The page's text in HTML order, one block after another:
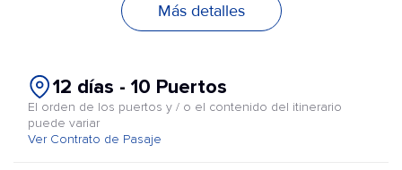
Más detalles
12 días - 10 Puertos
El orden de los puertos y / o el contenido del itinerario
puede variar
Ver Contrato de Pasaje